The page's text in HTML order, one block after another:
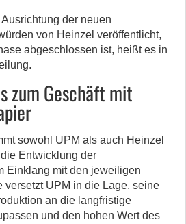
der neuen
von Heinzel veröffentlicht,
abgeschlossen ist, heißt es in
zum Geschäft mit
sowohl UPM als auch Heinzel
Entwicklung der
Einklang mit den jeweiligen
versetzt UPM in die Lage, seine
an die langfristige
und den hohen Wert des